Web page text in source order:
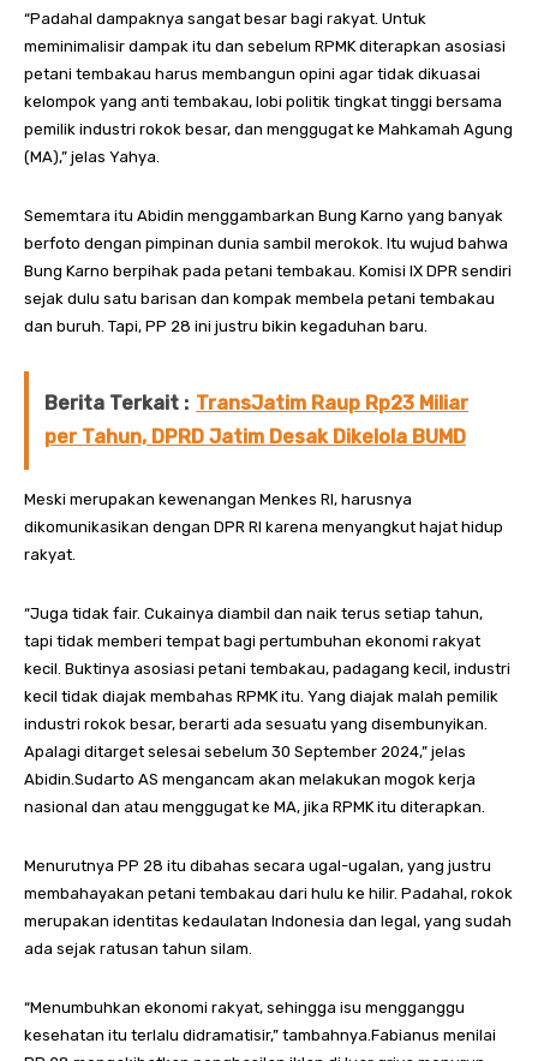
“Padahal dampaknya sangat besar bagi rakyat. Untuk
meminimalisir dampak itu dan sebelum RPMK diterapkan asosiasi
petani tembakau harus membangun opini agar tidak dikuasai
kelompok yang anti tembakau, lobi politik tingkat tinggi bersama
pemilik industri rokok besar, dan menggugat ke Mahkamah Agung
(MA),” jelas Yahya.
Sememtara itu Abidin menggambarkan Bung Karno yang banyak
berfoto dengan pimpinan dunia sambil merokok. Itu wujud bahwa
Bung Karno berpihak pada petani tembakau. Komisi IX DPR sendiri
sejak dulu satu barisan dan kompak membela petani tembakau
dan buruh. Tapi, PP 28 ini justru bikin kegaduhan baru.
Berita Terkait : TransJatim Raup Rp23 Miliar
per Tahun, DPRD Jatim Desak Dikelola BUMD
Meski merupakan kewenangan Menkes RI, harusnya
dikomunikasikan dengan DPR RI karena menyangkut hajat hidup
rakyat.
“Juga tidak fair. Cukainya diambil dan naik terus setiap tahun,
tapi tidak memberi tempat bagi pertumbuhan ekonomi rakyat
kecil. Buktinya asosiasi petani tembakau, padagang kecil, industri
kecil tidak diajak membahas RPMK itu. Yang diajak malah pemilik
industri rokok besar, berarti ada sesuatu yang disembunyikan.
Apalagi ditarget selesai sebelum 30 September 2024,” jelas
Abidin.Sudarto AS mengancam akan melakukan mogok kerja
nasional dan atau menggugat ke MA, jika RPMK itu diterapkan.
Menurutnya PP 28 itu dibahas secara ugal-ugalan, yang justru
membahayakan petani tembakau dari hulu ke hilir. Padahal, rokok
merupakan identitas kedaulatan Indonesia dan legal, yang sudah
ada sejak ratusan tahun silam.
“Menumbuhkan ekonomi rakyat, sehingga isu mengganggu
kesehatan itu terlalu didramatisir,” tambahnya.Fabianus menilai